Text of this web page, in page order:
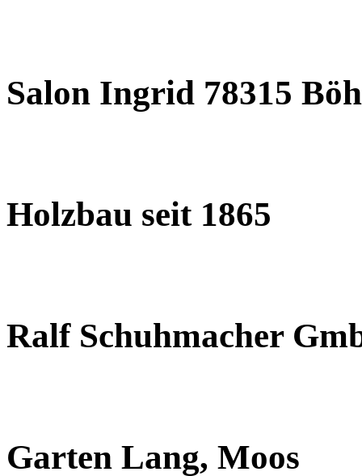
Salon Ingrid 78315
Holzbau seit 1865
Ralf Schuhmacher
Garten Lang, Moos